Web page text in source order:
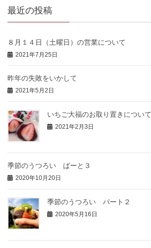
最近の投稿
８月１４日（土曜日）の営業について
2021年7月25日
昨年の失敗をいかして
2021年5月2日
いちご大福のお取り置きについて
2021年2月3日
季節のうつろい ぱーと３
2020年10月20日
季節のうつろい パート２
2020年5月16日